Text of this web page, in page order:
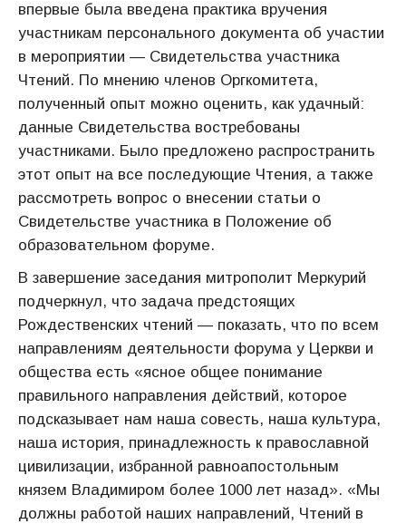
впервые была введена практика вручения
участникам персонального документа об участии
в мероприятии — Свидетельства участника
Чтений. По мнению членов Оргкомитета,
полученный опыт можно оценить, как удачный:
данные Свидетельства востребованы
участниками. Было предложено распространить
этот опыт на все последующие Чтения, а также
рассмотреть вопрос о внесении статьи о
Свидетельстве участника в Положение об
образовательном форуме.
В завершение заседания митрополит Меркурий
подчеркнул, что задача предстоящих
Рождественских чтений — показать, что по всем
направлениям деятельности форума у Церкви и
общества есть «ясное общее понимание
правильного направления действий, которое
подсказывает нам наша совесть, наша культура,
наша история, принадлежность к православной
цивилизации, избранной равноапостольным
князем Владимиром более 1000 лет назад». «Мы
должны работой наших направлений, Чтений в